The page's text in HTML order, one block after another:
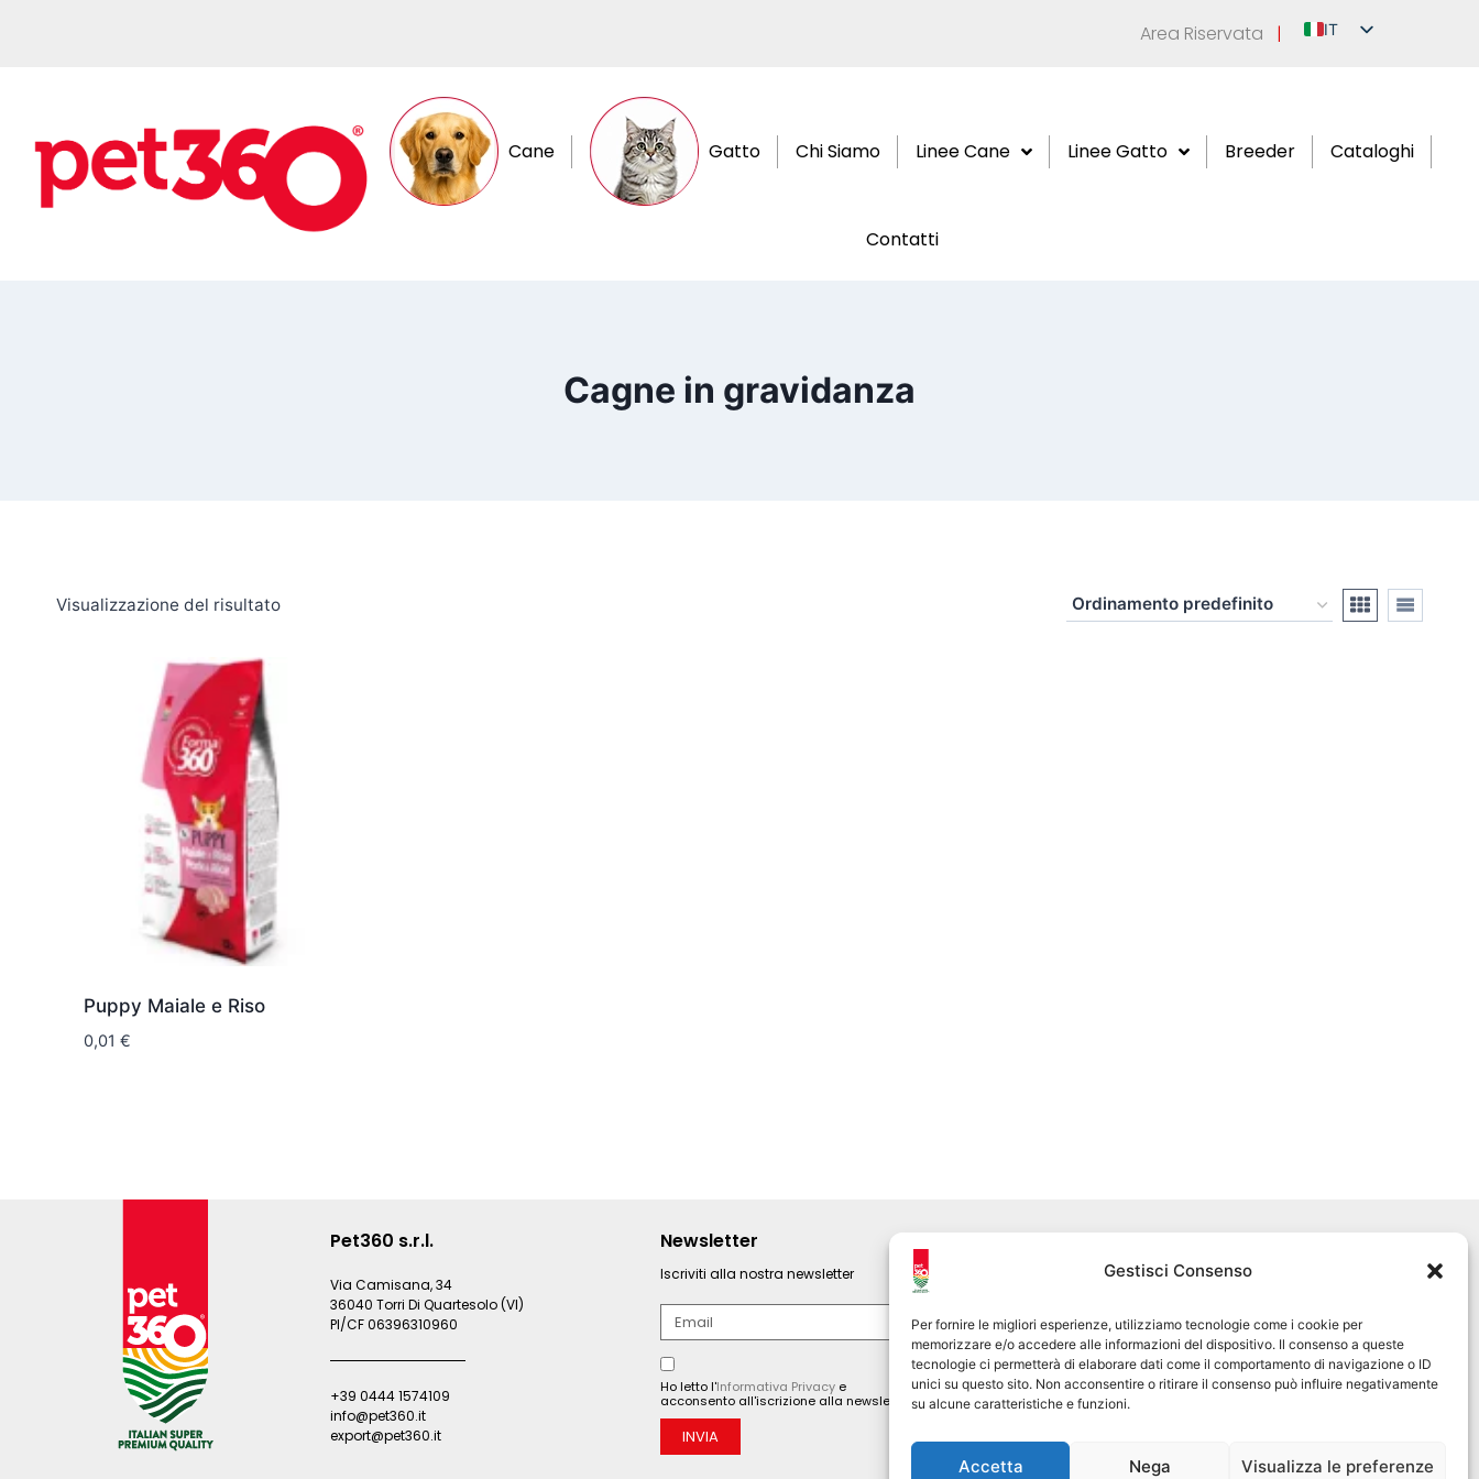
Gestisci Consenso
Per fornire le migliori esperienze, utilizziamo tecnologie come i cookie per
memorizzare e/o accedere alle informazioni del dispositivo. Il consenso a queste
tecnologie ci permetterà di elaborare dati come il comportamento di navigazione o ID
unici su questo sito. Non acconsentire o ritirare il consenso può influire negativamente
su alcune caratteristiche e funzioni.
Accetta Nega Visualizza le preferenze
Area Riservata |
IT
Cane Gatto Chi Siamo Linee Cane Linee Gatto Breeder Cataloghi
Contatti
Cagne in gravidanza
Visualizzazione del risultato
Puppy Maiale e Riso
0,01 €
Pet360 s.r.l.
Via Camisana, 34
36040 Torri Di Quartesolo (VI)
PI/CF 06396310960
+39 0444 1574109
info@pet360.it
export@pet360.it
Newsletter
Iscriviti alla nostra newsletter
Ho letto l'Informativa Privacy e
acconsento all'iscrizione alla newsletter.
INVIA
pet360official
@pet360_official
pet breeder channel